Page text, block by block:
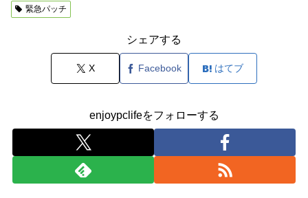
緊急パッチ
シェアする
X Facebook はてブ
enjoypclifeをフォローする